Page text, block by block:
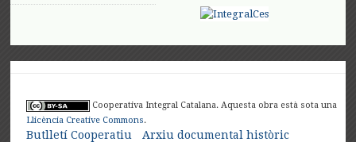
Cooperativa Integral Catalana. Aquesta obra està sota una
Llicència Creative Commons.
Butlletí Cooperatiu Arxiu documental històric